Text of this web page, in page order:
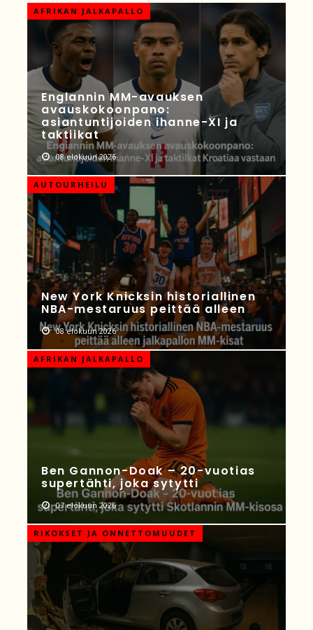
AFRIKAN JALKAPALLO
Englannin MM-avauksen
avauskokoonpano:
asiantuntijoiden ihanne-XI ja
taktiikat
08 elokuun 2026
AUTOURHEILU
New York Knicksin historiallinen
NBA-mestaruus peittää alleen
08 elokuun 2026
AFRIKAN JALKAPALLO
Ben Gannon-Doak – 20-vuotias
supertähti, joka sytytti
07 elokuun 2026
RIKOKSET JA ONNETTOMUUDET